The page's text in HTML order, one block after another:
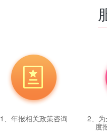
1、年报相关政策咨询
2、
度